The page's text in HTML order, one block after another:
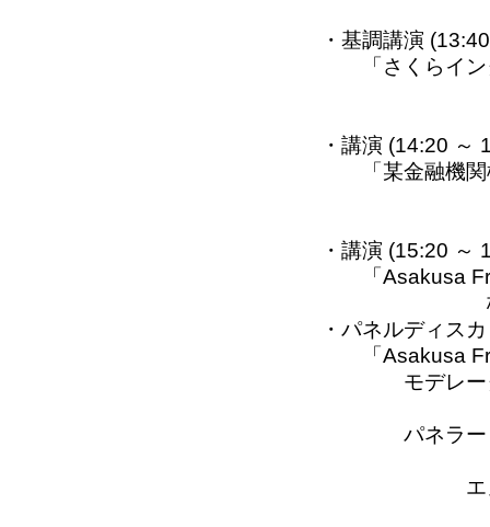
・基調講演
「さくらインタ
・講演 (14:20 ～
「某金融機関様
・講演 (15:20 ～
「Asakusa
株式会社ノー
・パネルディスカ
「Asakusa
モデレー
パネラー
エヌ・ティ・